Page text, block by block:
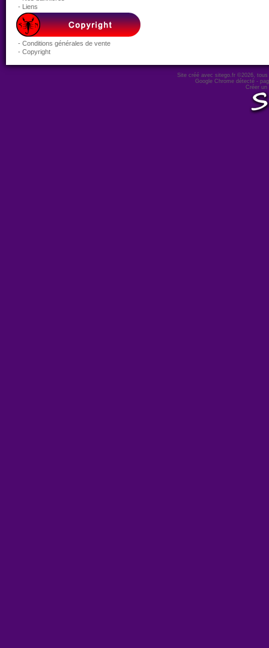
- Liens
- Conditions générales de vente
- Copyright
Site créé avec sitego.fr ©2026, tous
Google Chrome détecté -
Créer un